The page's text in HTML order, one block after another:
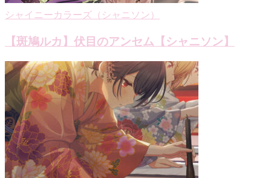
シャイニーカラーズ（シャニソン）
【斑鳩ルカ】伏目のアンセム【シャニソン】